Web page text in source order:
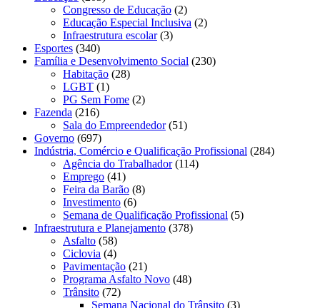
Congresso de Educação (2)
Educação Especial Inclusiva (2)
Infraestrutura escolar(3)
Esportes (340)
Família e Desenvolvimento Social (230)
Habitação (28)
LGBT (1)
PG Sem Fome (2)
Fazenda (216)
Sala do Empreendedor(51)
Governo (697)
Indústria, Comércio e Qualificação Profissional (284)
Agência do Trabalhador(114)
Emprego (41)
Feira da Barão (8)
Investimento (6)
Semana de Qualificação Profissional (5)
Infraestrutura e Planejamento (378)
Asfalto (58)
Ciclovia (4)
Pavimentação (21)
Programa Asfalto Novo (48)
Trânsito (72)
Semana Nacional do Trânsito (3)